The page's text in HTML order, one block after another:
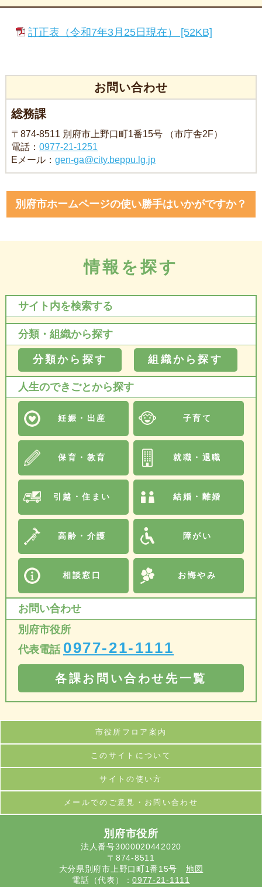
訂正表（令和7年3月25日現在） [52KB]
お問い合わせ
総務課
〒874-8511 別府市上野口町1番15号 （市庁舎2F）
電話：0977-21-1251
Eメール：gen-ga@city.beppu.lg.jp
別府市ホームページの使い勝手はいかがですか？
情報を探す
サイト内を検索する
分類・組織から探す
分類から探す 組織から探す
人生のできごとから探す
妊娠・出産 子育て
保育・教育 就職・退職
引越・住まい 結婚・離婚
高齢・介護 障がい
相談窓口 お悔やみ
お問い合わせ
別府市役所
代表電話 0977-21-1111
各課お問い合わせ先一覧
市役所フロア案内
このサイトについて
サイトの使い方
メールでのご意見・お問い合わせ
別府市役所
法人番号3000020442020
〒874-8511
大分県別府市上野口町1番15号 地図
電話（代表）：0977-21-1111